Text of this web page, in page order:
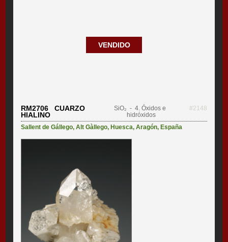
VENDIDO
RM2706 CUARZO
HIALINO
SiO₂ - 4. Óxidos e
hidróxidos
#2148
Sallent de Gállego,Alt Gàllego,Huesca,Aragón,España